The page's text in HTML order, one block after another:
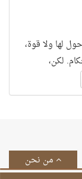
لها ولا قوة،
لكن،
من نحن